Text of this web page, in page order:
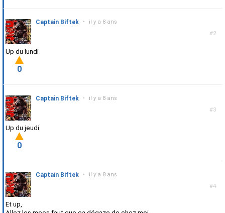
#2
Captain Biftek • il y a 8 ans
Up du lundi
0
#3
Captain Biftek • il y a 8 ans
Up du jeudi
0
#4
Captain Biftek • il y a 8 ans
Et up,